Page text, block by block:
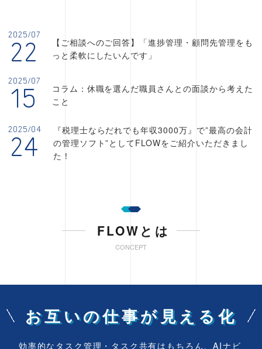
2025/07
22
【ご相談へのご回答】「進捗管理・顧問先管理をも
っと柔軟にしたいんです」
2025/07
15
コラム：休職を選んだ職員さんとの面談から考えた
こと
2025/04
24
『税理士ならだれでも年収3000万』で”最高の会計
の管理ソフト”としてFLOWをご紹介いただきまし
た！
FLOWとは
CONCEPT
お互いの仕事が見える化
効率的なタスク管理・タスク共有はもちろん、AIナビ